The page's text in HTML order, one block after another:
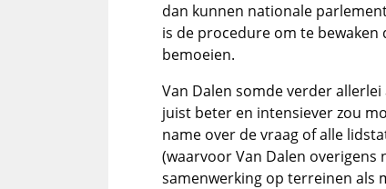
dan kunnen nationale
is de procedure om te bewaken
bemoeien.
Van Dalen somde verder
juist beter en intensiever zou
name over de vraag of alle
(waarvoor Van Dalen
samenwerking op terreinen als